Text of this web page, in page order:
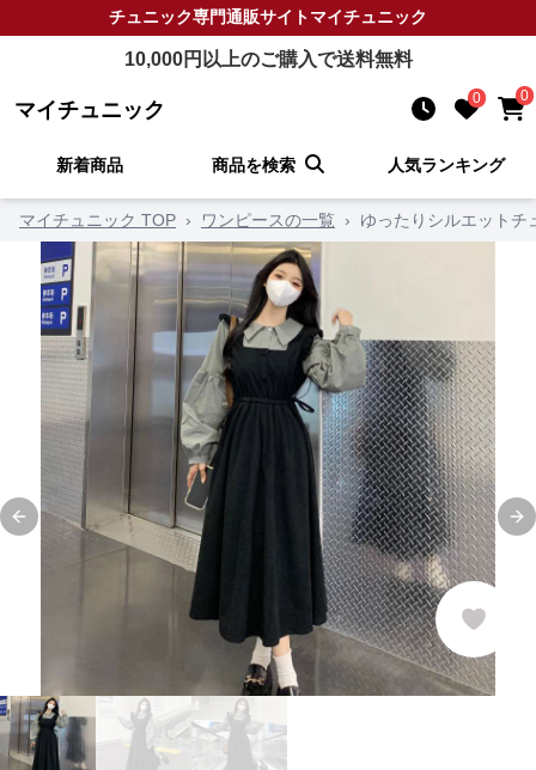
チュニック専門通販サイトマイチュニック
10,000円以上のご購入で送料無料
マイチュニック 0 0
新着商品 商品を検索 人気ランキング
マイチュニック TOP › ワンピースの一覧 › ゆったりシルエットチ
Previous slide